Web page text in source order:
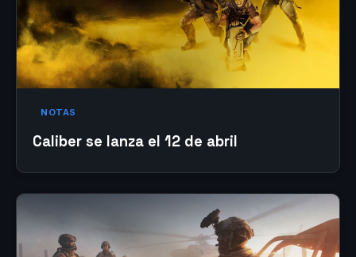
NOTAS
Caliber se lanza el 12 de abril